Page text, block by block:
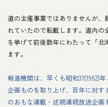
道の主催事業ではありませんが
れていたので転載します。道内
を挙げて前後数年にわたって「
ます。
報道機関は、早くも昭和37(1962)
企画ものを取り上げ、百年に対す
のおもな連載・述続連続放送企